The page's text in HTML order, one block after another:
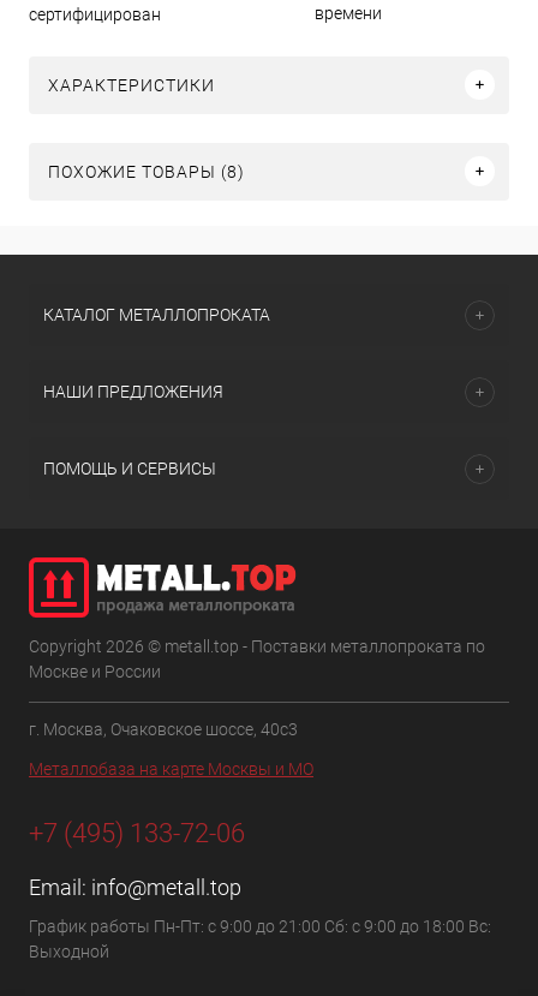
сертифицирован
времени
ХАРАКТЕРИСТИКИ
ПОХОЖИЕ ТОВАРЫ (8)
КАТАЛОГ МЕТАЛЛОПРОКАТА
НАШИ ПРЕДЛОЖЕНИЯ
ПОМОЩЬ И СЕРВИСЫ
Copyright 2026 © metall.top - Поставки металлопроката по
Москве и России
г. Москва, Очаковское шоссе, 40с3
Металлобаза на карте Москвы и МО
+7 (495) 133-72-06
Email: info@metall.top
График работы Пн-Пт: с 9:00 до 21:00 Сб: с 9:00 до 18:00 Вс:
Выходной